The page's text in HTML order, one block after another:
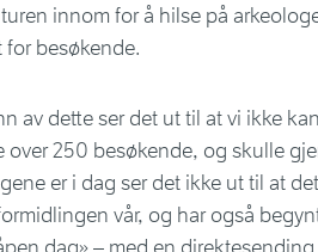
innom for å hilse på
for besøkende.
av dette ser det ut til at vi ikke
over 250 besøkende, og skulle
er i dag ser det ikke ut til at
vår, og har også